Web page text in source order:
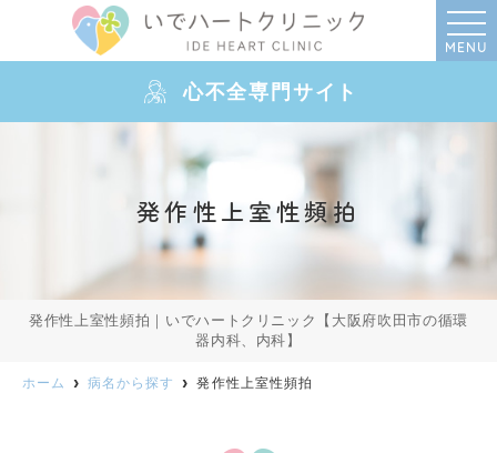
MENU
心不全専門サイト
発作性上室性頻拍
発作性上室性頻拍｜いでハートクリニック【大阪府吹田市の循環
器内科、内科】
ホーム 病名から探す 発作性上室性頻拍